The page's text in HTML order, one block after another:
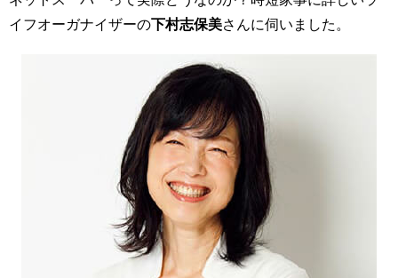
イフオーガナイザーの下村志保美さんに伺いました。